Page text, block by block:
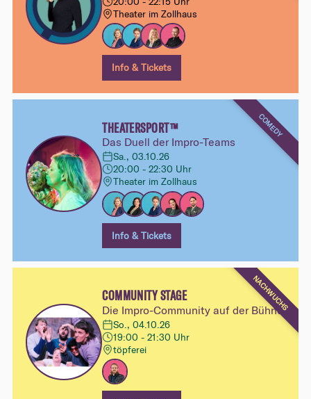
Theater im Zollhaus
Info & Tickets
COMEDY
THEATERSPORT™
Das Duell der Impro-Teams
Sa., 03.10.26
20:00 - 22:30 Uhr
Theater im Zollhaus
Info & Tickets
NACHWUCHS
COMMUNITY STAGE
Die Impro-Community auf der Bühne
So., 04.10.26
19:00 - 21:30 Uhr
töpferei